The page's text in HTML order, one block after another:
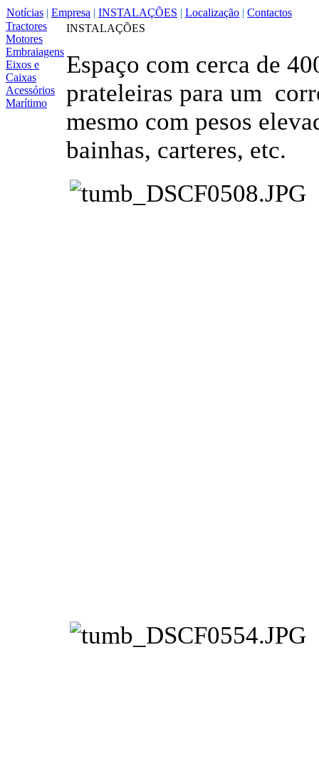
Notícias | Empresa | INSTALAÇÕES | Localização | Contactos
Tractores
Motores
Embraiagens
Eixos e
Caixas
Acessórios
Marítimo
INSTALAÇÕES
Espaço com cerca de
prateleiras para um
mesmo com pesos
bainhas, carteres, etc.